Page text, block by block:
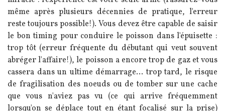
même après plusieurs décennies de pratique, l'erreur
reste toujours possible!). Vous devez être capable de saisir
le bon timing pour conduire le poisson dans l'épuisette :
trop tôt (erreur fréquente du débutant qui veut souvent
abréger l'affaire!), le poisson a encore trop de gaz et vous
cassera dans un ultime démarrage... trop tard, le risque
de fragilisation des noeuds ou de tomber sur une cache
que vous n'aviez pas vu (ce qui arrive fréquemment
lorsqu'on se déplace tout en étant focalisé sur la prise)